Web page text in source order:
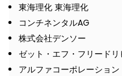
東海理化 東海理化
コンチネンタルAG
株式会社デンソー
ゼット・エフ・フリード
アルファコーポレーション